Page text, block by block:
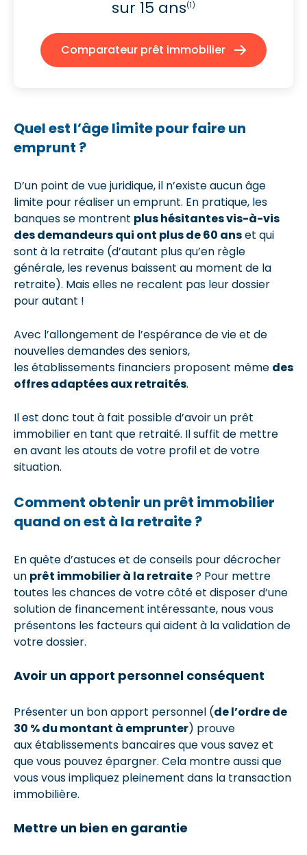
sur 15 ans(1)
Comparateur prêt immobilier
Quel est l’âge limite pour faire un
emprunt ?
D’un point de vue juridique, il n’existe aucun âge
limite pour réaliser un emprunt. En pratique, les
banques se montrent plus hésitantes vis-à-vis
des demandeurs qui ont plus de 60 anset qui
sont à la retraite (d’autant plus qu’en règle
générale, les revenus baissent au moment de la
retraite). Mais elles ne recalent pas leur dossier
pour autant !
Avec l’allongement de l’espérance de vie et de
nouvelles demandes des seniors,
les établissements financiers proposent même des
offres adaptées aux retraités.
Il est donc tout à fait possible d’avoir un prêt
immobilier en tant que retraité. Il suffit de mettre
en avant les atouts de votre profil et de votre
situation.
Comment obtenir un prêt immobilier
quand on est à la retraite ?
En quête d’astuces et de conseils pour décrocher
un prêt immobilier à la retraite? Pour mettre
toutes les chances de votre côté et disposer d’une
solution de financement intéressante, nous vous
présentons les facteurs qui aident à la validation de
votre dossier.
Avoir un apport personnel conséquent
Présenter un bon apport personnel (de l’ordre de
30 % du montant à emprunter) prouve
aux établissements bancaires que vous savez et
que vous pouvez épargner. Cela montre aussi que
vous vous impliquez pleinement dans la transaction
immobilière.
Mettre un bien en garantie